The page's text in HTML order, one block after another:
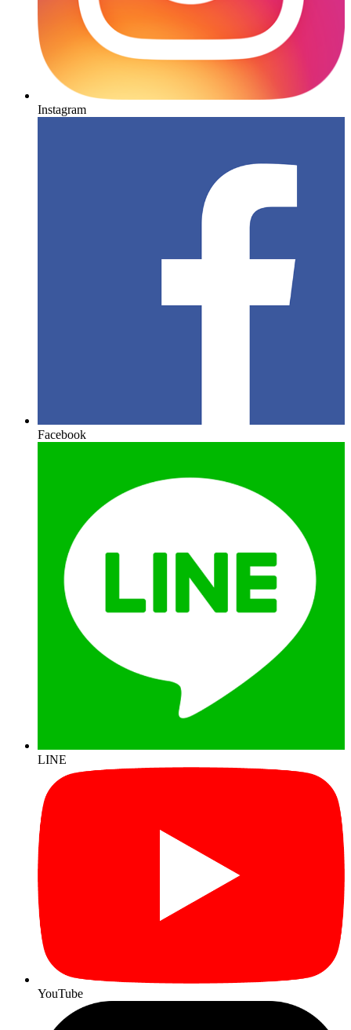
Instagram
Facebook
LINE
YouTube